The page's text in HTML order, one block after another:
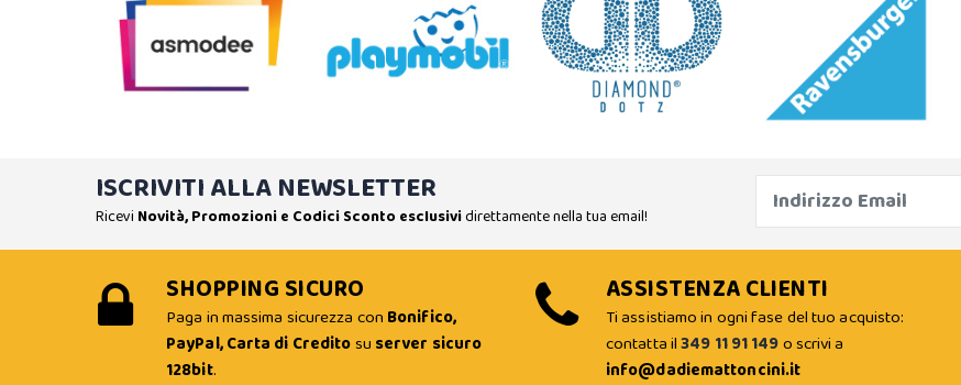
ISCRIVITI ALLA NEWSLETTER
Ricevi Novità, Promozioni e Codici Sconto esclusividirettamente nella tua email!
SHOPPING SICURO
Paga in massima sicurezza con Bonifico,
PayPal, Carta di Creditosu server sicuro
128bit.
ASSISTENZA CLIENTI
Ti assistiamo in ogni fase del tuo acquisto:
contatta il349 11 91 149o scrivi a
info@dadiemattoncini.it